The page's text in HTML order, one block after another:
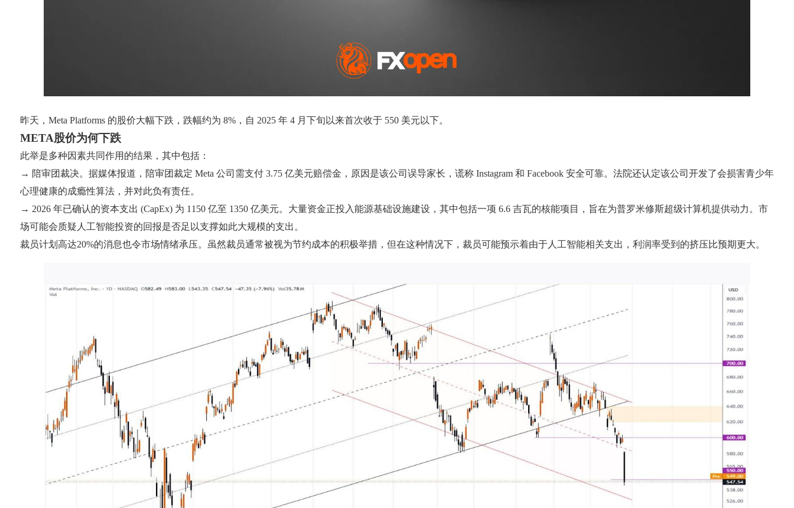
昨天，Meta Platforms 的股价大幅下跌，跌幅约为 8%，自 2025 年 4 月下旬以来首次收于 550 美元以下。
META股价为何下跌
此举是多种因素共同作用的结果，其中包括：
→ 陪审团裁决。据媒体报道，陪审团裁定 Meta 公司需支付 3.75 亿美元赔偿金，原因是该公司误导家长，谎称 Instagram 和 Facebook 安全可靠。法院还认定该公司开发了会损害青少年
心理健康的成瘾性算法，并对此负有责任。
→ 2026 年已确认的资本支出 (CapEx) 为 1150 亿至 1350 亿美元。大量资金正投入能源基础设施建设，其中包括一项 6.6 吉瓦的核能项目，旨在为普罗米修斯超级计算机提供动力。市
场可能会质疑人工智能投资的回报是否足以支撑如此大规模的支出。
裁员计划高达20%的消息也令市场情绪承压。虽然裁员通常被视为节约成本的积极举措，但在这种情况下，裁员可能预示着由于人工智能相关支出，利润率受到的挤压比预期更大。